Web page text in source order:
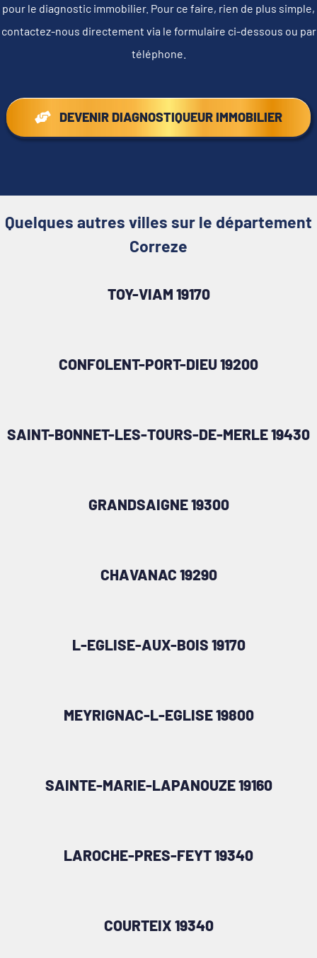
pour le diagnostic immobilier. Pour ce faire, rien de plus simple,
contactez-nous directement via le formulaire ci-dessous ou par
téléphone.
DEVENIR DIAGNOSTIQUEUR IMMOBILIER
Quelques autres villes sur le département
Correze
TOY-VIAM 19170
CONFOLENT-PORT-DIEU 19200
SAINT-BONNET-LES-TOURS-DE-MERLE 19430
GRANDSAIGNE 19300
CHAVANAC 19290
L-EGLISE-AUX-BOIS 19170
MEYRIGNAC-L-EGLISE 19800
SAINTE-MARIE-LAPANOUZE 19160
LAROCHE-PRES-FEYT 19340
COURTEIX 19340